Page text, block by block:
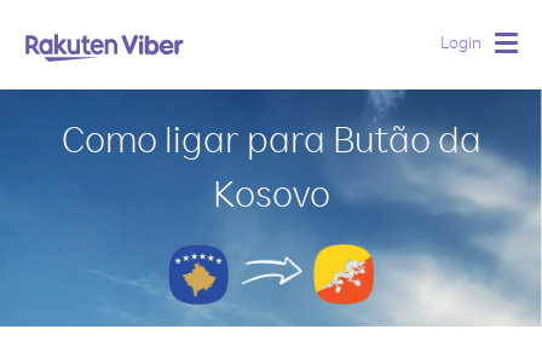
Login
Como ligar para Butão da
Kosovo